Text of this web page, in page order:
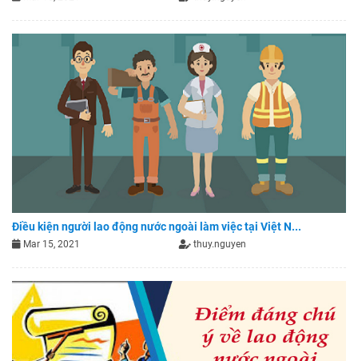
Điều kiện người lao động nước ngoài làm việc tại Việt N...
Mar 15, 2021 thuy.nguyen